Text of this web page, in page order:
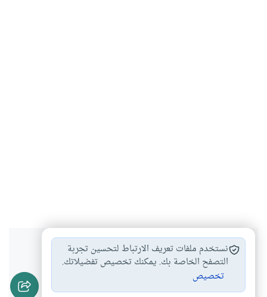
هل انتفعت بهذا المحتوى؟
نعم لا
نستخدم ملفات تعريف الارتباط لتحسين تجربة
التصفح الخاصة بك. يمكنك تخصيص تفضيلاتك.
تخصيص